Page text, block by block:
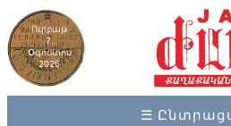
Ուրբաթ
7,
Օգոստոս
2026
☰